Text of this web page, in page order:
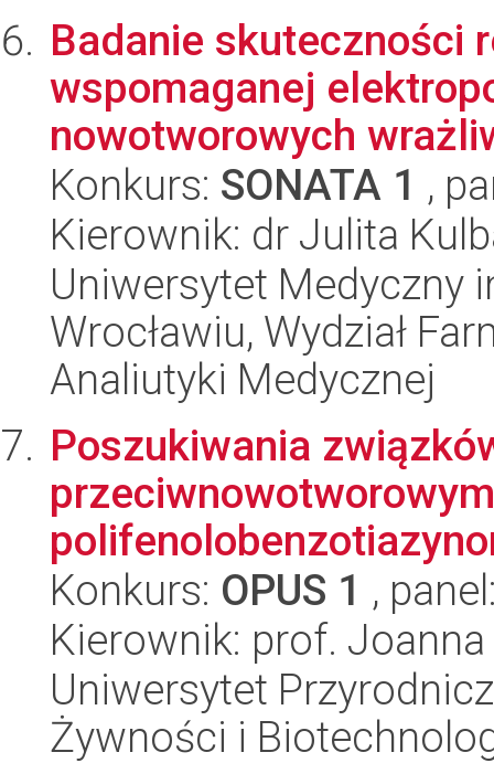
Badanie skuteczności
wspomaganej
nowotworowych
Konkurs: SONATA 1 ,
Kierownik: dr Julita
Uniwersytet Medyczny
Wrocławiu, Wydział
Analiutyki Medycznej
Poszukiwania
Konkurs: OPUS 1 ,
Kierownik: prof.
Uniwersytet
Żywności i